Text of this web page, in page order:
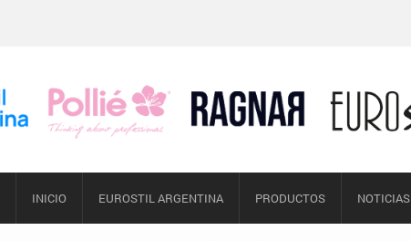
INICIO EUROSTIL ARGENTINA PRODUCTOS NOTICIAS